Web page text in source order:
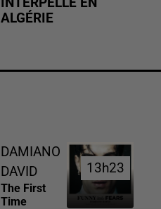
ALGÉRIE
DAMIANO
DAVID
The First
Time
13h23
13h23